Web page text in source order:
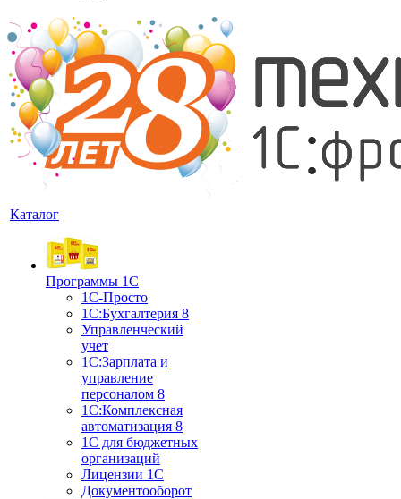
Каталог
Программы 1С
1С-Просто
1С:Бухгалтерия 8
Управленческий
учет
1С:Зарплата и
управление
персоналом 8
1C:Комплексная
автоматизация 8
1С для бюджетных
организаций
Лицензии 1С
Документооборот